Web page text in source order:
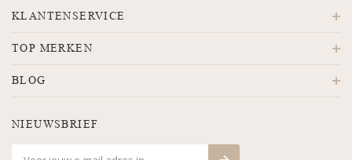
KLANTENSERVICE
TOP MERKEN
BLOG
NIEUWSBRIEF